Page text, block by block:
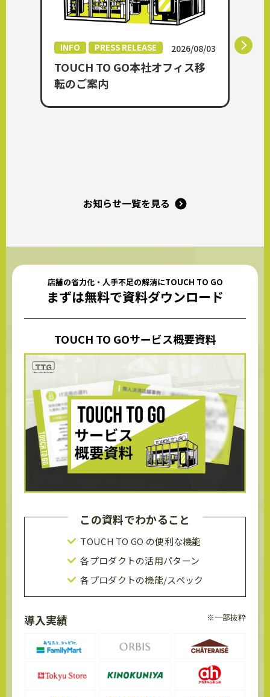
INFO PRESS RELEASE 2026/08/03
TOUCH TO GO本社オフィス移
転のご案内
INFO
お知らせ一覧を見る
店舗の省力化・人手不足の解消にTOUCH TO GO
まずは無料で資料ダウンロード
TOUCH TO GOサービス概要資料
この資料でわかること
TOUCH TO GO の便利な機能
各プロダクトの活用パターン
各プロダクトの機能/スペック
導入実績 ※一部抜粋